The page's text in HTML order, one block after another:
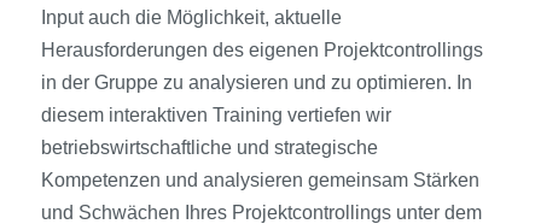
Input auch die Möglichkeit, aktuelle
Herausforderungen des eigenen Projektcontrollings
in der Gruppe zu analysieren und zu optimieren. In
diesem interaktiven Training vertiefen wir
betriebswirtschaftliche und strategische
Kompetenzen und analysieren gemeinsam Stärken
und Schwächen Ihres Projektcontrollings unter dem